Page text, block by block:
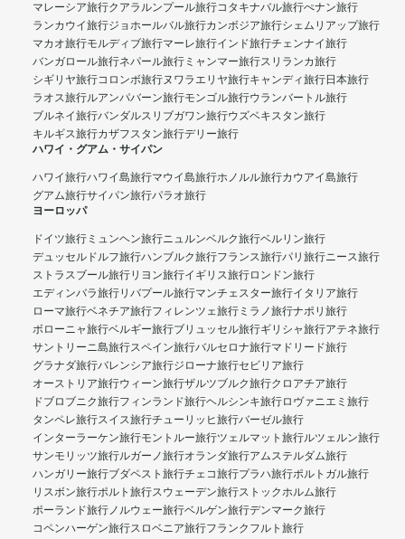
マレーシア旅行クアラルンプール旅行コタキナバル旅行ぺナン旅行
ランカウイ旅行ジョホールバル旅行カンボジア旅行シェムリアップ旅行
マカオ旅行モルディブ旅行マーレ旅行インド旅行チェンナイ旅行
バンガロール旅行ネパール旅行 ミャンマー旅行スリランカ旅行
シギリヤ旅行コロンボ旅行ヌワラエリヤ旅行キャンディ旅行日本旅行
ラオス旅行ルアンパバーン旅行モンゴル旅行ウランバートル旅行
ブルネイ旅行バンダルスリブガワン旅行ウズベキスタン旅行
キルギス旅行カザフスタン旅行デリー旅行
ハワイ・グアム・サイパン
ハワイ旅行ハワイ島旅行マウイ島旅行ホノルル旅行カウアイ島旅行
グアム旅行サイパン旅行パラオ旅行
ヨーロッパ
ドイツ旅行 ミュンヘン旅行ニュルンベルク旅行ベルリン旅行
デュッセルドルフ旅行ハンブルク旅行フランス旅行パリ旅行ニース旅行
ストラスブール旅行リヨン旅行イギリス旅行ロンドン旅行
エディンバラ旅行リバプール旅行マンチェスター旅行イタリア旅行
ローマ旅行ベネチア旅行フィレンツェ旅行 ミラノ旅行ナポリ旅行
ボローニャ旅行ベルギー旅行ブリュッセル旅行ギリシャ旅行アテネ旅行
サントリーニ島旅行スペイン旅行バルセロナ旅行マドリード旅行
グラナダ旅行バレンシア旅行ジローナ旅行セビリア旅行
オーストリア旅行ウィーン旅行ザルツブルク旅行クロアチア旅行
ドブロブニク旅行フィンランド旅行ヘルシンキ旅行ロヴァニエミ旅行
タンペレ旅行スイス旅行チューリッヒ旅行バーゼル旅行
インターラーケン旅行モントルー旅行ツェルマット旅行ルツェルン旅行
サンモリッツ旅行ルガーノ旅行オランダ旅行アムステルダム旅行
ハンガリー旅行ブダペスト旅行チェコ旅行プラハ旅行ポルトガル旅行
リスボン旅行ポルト旅行スウェーデン旅行ストックホルム旅行
ポーランド旅行ノルウェー旅行ベルゲン旅行デンマーク旅行
コペンハーゲン旅行スロベニア旅行フランクフルト旅行